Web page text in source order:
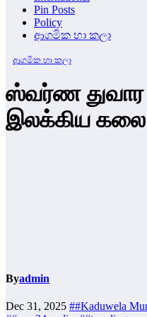
Pin Posts
Policy
ආගමික හා කලා
ආගමික හා කලා
ஸ்வர்ண துவார
இலக்கிய கலை
Byadmin
Dec 31, 2025 ##Kaduwela